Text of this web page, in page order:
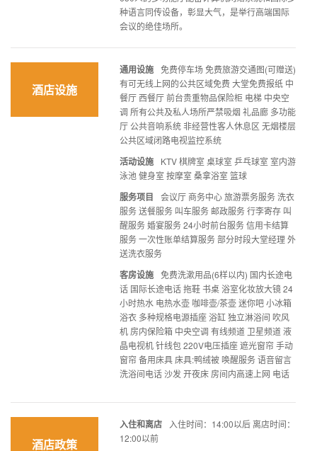
种语言同传设备，彰显大气，是举行高端国际
会议的绝佳场所。
酒店设施
通用设施 免费停车场 免费旅游交通图(可赠送)
有可无线上网的公共区域免费 大堂免费报纸 中
餐厅 西餐厅 前台贵重物品保险柜 电梯 中央空
调 所有公共及私人场所严禁吸烟 礼品廊 多功能
厅 公共音响系统 非经营性客人休息区 无烟楼层
公共区域闭路电视监控系统
活动设施
KTV 棋牌室 桌球室 乒乓球室 室内游
泳池 健身室 按摩室 桑拿浴室 篮球
服务项目
会议厅 商务中心 旅游票务服务 洗衣
服务 送餐服务 叫车服务 邮政服务 行李寄存 叫
醒服务 婚宴服务 24小时前台服务 信用卡结算
服务 一次性账单结算服务 部分时段大堂经理 外
送洗衣服务
客房设施 免费洗漱用品(6样以内) 国内长途电
话 国际长途电话 拖鞋 书桌 浴室化妆放大镜 24
小时热水 电热水壶 咖啡壶/茶壶 迷你吧 小冰箱
浴衣 多种规格电源插座 浴缸 独立淋浴间 吹风
机 房内保险箱 中央空调 有线频道 卫星频道 液
晶电视机 针线包 220V电压插座 遮光窗帘 手动
窗帘 备用床具 床具:鸭绒被 唤醒服务 语音留言
洗浴间电话 沙发 开夜床 房间内高速上网 电话
酒店政策
入住和离店
入住时间：14:00以后 离店时间：
12:00以前